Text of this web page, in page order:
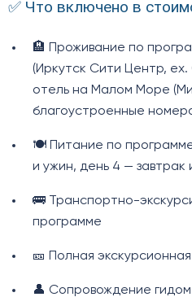
✅ Что включено в
🏨 Проживание по
(Иркутск Сити Центр,
отель на Малом Море
благоустроенные
🍽️ Питание по
и ужин, день 4 — завтрак
🚌 Транспортно-
программе
🎫 Полная
👤 Сопровождение гидом